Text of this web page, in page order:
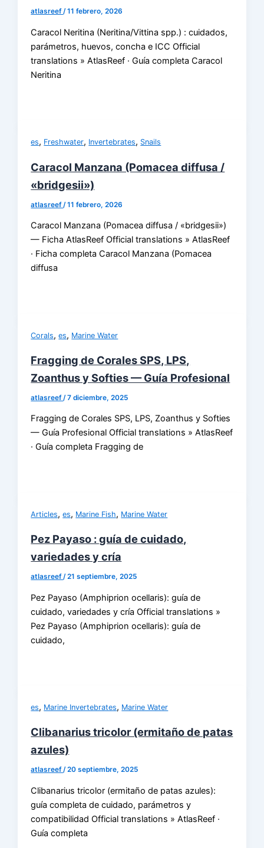
atlasreef/11 febrero, 2026
Caracol Neritina (Neritina/Vittina spp.) : cuidados,
parámetros, huevos, concha e ICC Official
translations » AtlasReef · Guía completa Caracol
Neritina
es, Freshwater, Invertebrates, Snails
Caracol Manzana (Pomacea diffusa /
«bridgesii»)
atlasreef /11 febrero, 2026
Caracol Manzana (Pomacea diffusa / «bridgesii»)
— Ficha AtlasReef Official translations » AtlasReef
· Ficha completa Caracol Manzana (Pomacea
diffusa
Corals,es, Marine Water
Fragging de Corales SPS, LPS,
Zoanthus y Softies — Guía Profesional
atlasreef/7 diciembre, 2025
Fragging de Corales SPS, LPS, Zoanthus y Softies
— Guía Profesional Official translations » AtlasReef
· Guía completa Fragging de
Articles,es, Marine Fish, Marine Water
Pez Payaso : guía de cuidado,
variedades y cría
atlasreef/21 septiembre, 2025
Pez Payaso (Amphiprion ocellaris): guía de
cuidado, variedades y cría Official translations »
Pez Payaso (Amphiprion ocellaris): guía de
cuidado,
es, Marine Invertebrates, Marine Water
Clibanarius tricolor (ermitaño de patas
azules)
atlasreef/20 septiembre, 2025
Clibanarius tricolor (ermitaño de patas azules):
guía completa de cuidado, parámetros y
compatibilidad Official translations » AtlasReef ·
Guía completa